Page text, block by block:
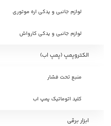
لوازم جانبی و یدکی اره موتوری
لوازم جانبی و یدکی کارواش
الکتروپمپ (پمپ اب)
منبع تحت فشار
کلید اتوماتیک پمپ اب
ابزار برقی